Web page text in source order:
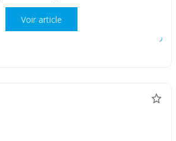
Voir article